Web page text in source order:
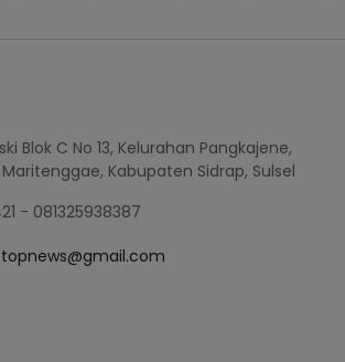
Blok C No 13, Kelurahan Pangkajene,
Kabupaten Sidrap, Sulsel
- 081325938387